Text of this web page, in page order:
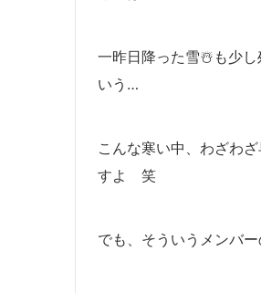
一昨日降った雪☃️も少し
いう…
こんな寒い中、わざわ
すよ 笑
でも、そういうメンバ